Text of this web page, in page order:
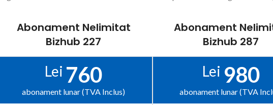
Abonament Nelimitat
Bizhub 227
Lei 760
abonament lunar (TVA Inclus)
Abonament
Bizhub 287
Lei 980
abonament lunar (TVA